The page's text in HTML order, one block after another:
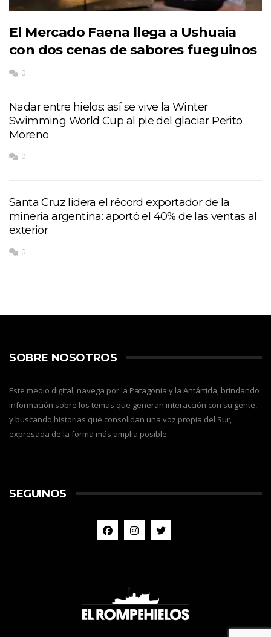
El Mercado Faena llega a Ushuaia
con dos cenas de sabores fueguinos
0
Nadar entre hielos: así se vive la Winter
Swimming World Cup al pie del glaciar Perito
Moreno
0
Santa Cruz lidera el récord exportador de la
minería argentina: aportó el 40% de las ventas al
exterior
0
SOBRE NOSOTROS
Este medio digital, navega por la Patagonia y la Antártida, brindando
información sobre los temas que generan interacción con su gente,
y buscando historias que consolidan una voz propia del Sur,
expresada de la forma más amplia posible.
SEGUINOS